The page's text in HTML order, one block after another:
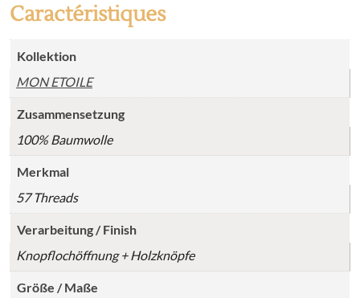
Caractéristiques
Kollektion
MON ETOILE
Zusammensetzung
100% Baumwolle
Merkmal
57 Threads
Verarbeitung / Finish
Knopflochöffnung + Holzknöpfe
Größe / Maße